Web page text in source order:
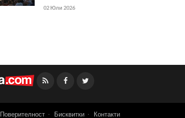
02 Юли 2026
Facebook
Поверителност Бисквитки Контакти